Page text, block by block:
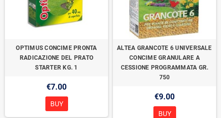
OPTIMUS CONCIME PRONTA
RADICAZIONE DEL PRATO
STARTER KG. 1
€7.00
BUY
ALTEA GRANCOTE 6 UNIVERSALE
CONCIME GRANULARE A
CESSIONE PROGRAMMATA GR.
750
€9.00
BUY